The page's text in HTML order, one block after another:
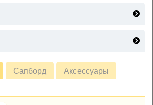
Сапборд
Аксессуары